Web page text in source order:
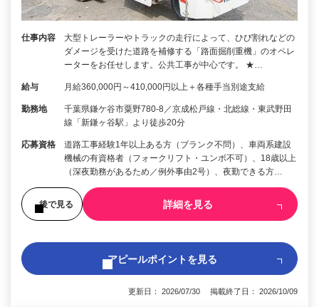
仕事内容
大型トレーラーやトラックの走行によって、ひび割れなどの
ダメージを受けた道路を補修する「路面掘削重機」のオペレ
ーターをお任せします。公共工事が中心です。 ★…
給与 月給360,000円～410,000円以上＋各種手当別途支給
勤務地
千葉県鎌ケ谷市粟野780-8／京成松戸線・北総線・東武野田
線「新鎌ヶ谷駅」より徒歩20分
応募資格
道路工事経験1年以上ある方（ブランク不問）、車両系建設
機械の有資格者（フォークリフト・ユンボ不可）、18歳以上
（深夜勤務があるため／例外事由2号）、夜勤できる方…
後で見る 詳細を見る
アピールポイントを見る
更新日： 2026/07/30 掲載終了日： 2026/10/09